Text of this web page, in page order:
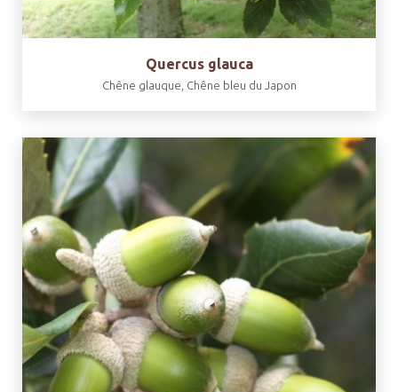
Quercus glauca
Chêne glauque, Chêne bleu du Japon